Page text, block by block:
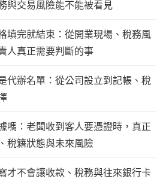
與交易風險能不能被看見
填完就結束：從開業現場、稅務風
人真正需要判斷的事
代辦名單：從公司設立到記帳、稅
嗎：老闆收到客人要憑證時，真正
稅籍狀態與未來風險
才不會讓收款、稅務與往來銀行卡